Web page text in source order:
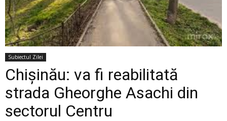
Subiectul Zilei
Chișinău: va fi reabilitată
strada Gheorghe Asachi din
sectorul Centru